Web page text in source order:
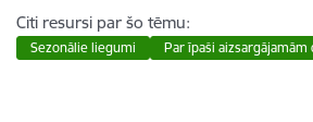
Citi resursi par šo tēmu:
Sezonālie liegumi Par īpaši